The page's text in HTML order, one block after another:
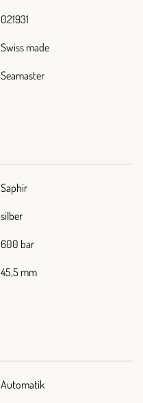
021931
Swiss made
Seamaster
Saphir
silber
600 bar
45,5 mm
Automatik